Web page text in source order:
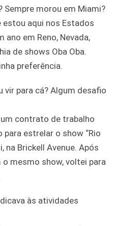
Sempre morou em Miami?
estou aqui nos Estados
ano em Reno, Nevada,
de shows Oba Oba.
preferência.
vir para cá? Algum desafio
contrato de trabalho
estrelar o show “Rio
na Brickell Avenue. Após
mesmo show, voltei para
às atividades